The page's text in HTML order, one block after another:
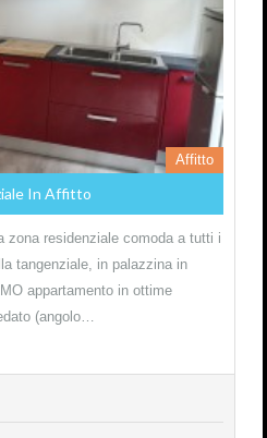
Affitto
In Affitto
zona residenziale comoda a tutti i
tangenziale, in palazzina in
appartamento in ottime
(angolo…